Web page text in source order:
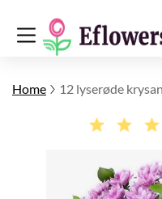
Home 12 lyserøde